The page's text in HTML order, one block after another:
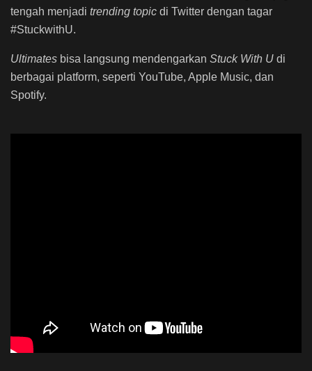
tengah menjadi trending topic di Twitter dengan tagar
#StuckwithU.
Ultimates bisa langsung mendengarkan Stuck With U di
berbagai platform, seperti YouTube, Apple Music, dan
Spotify.